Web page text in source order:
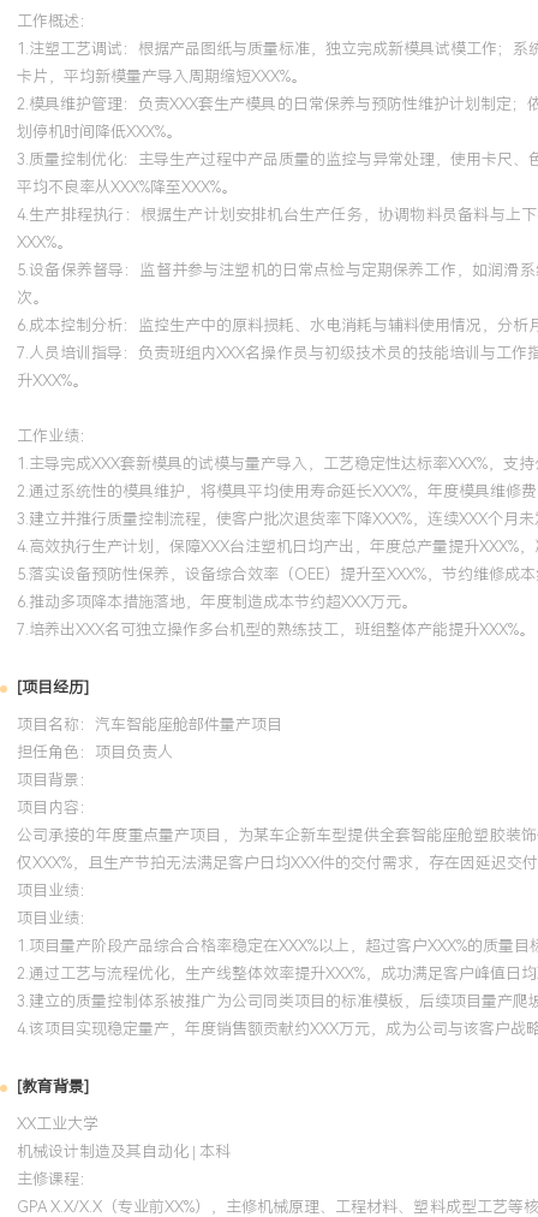
工作概述：
1.注塑工艺调试：根据产品图纸与质量标准，独立完成新模具试模工作；
卡片，平均新模量产导入周期缩短XXX%。
2.模具维护管理：负责XXX套生产模具的日常保养与预防性维护计划制定
划停机时间降低XXX%。
3.质量控制优化：主导生产过程中产品质量的监控与异常处理，使用卡尺
平均不良率从XXX%降至XXX%。
4.生产排程执行：根据生产计划安排机台生产任务，协调物料员备料与上
XXX%。
5.设备保养督导：监督并参与注塑机的日常点检与定期保养工作，如润滑
次。
6.成本控制分析：监控生产中的原料损耗、水电消耗与辅料使用情况，分
7.人员培训指导：负责班组内XXX名操作员与初级技术员的技能培训与工
升XXX%。
工作业绩：
1.主导完成XXX套新模具的试模与量产导入，工艺稳定性达标率XXX%，支
2.通过系统性的模具维护，将模具平均使用寿命延长XXX%，年度模具维修
3.建立并推行质量控制流程，使客户批次退货率下降XXX%，连续XXX个月
4.高效执行生产计划，保障XXX台注塑机日均产出，年度总产量提升XXX%
5.落实设备预防性保养，设备综合效率（OEE）提升至XXX%，节约维修成
6.推动多项降本措施落地，年度制造成本节约超XXX万元。
7.培养出XXX名可独立操作多台机型的熟练技工，班组整体产能提升XXX%。
[项目经历]
项目名称：汽车智能座舱部件量产项目
担任角色： 项目负责人
项目背景：
项目内容：
公司承接的年度重点量产项目，为某车企新车型提供全套智能座舱塑胶装
仅XXX%，且生产节拍无法满足客户日均XXX件的交付需求，存在因延迟交
项目业绩：
项目业绩：
1.项目量产阶段产品综合合格率稳定在XXX%以上，超过客户XXX%的质量
2.通过工艺与流程优化，生产线整体效率提升XXX%，成功满足客户峰值日
3.建立的质量控制体系被推广为公司同类项目的标准模板，后续项目量产爬
4.该项目实现稳定量产，年度销售额贡献约XXX万元，成为公司与该客户战
[教育背景]
XX工业大学
机械设计制造及其自动化 | 本科
主修课程：
GPA X.X/X.X（专业前XX%），主修机械原理、工程材料、塑料成型工艺